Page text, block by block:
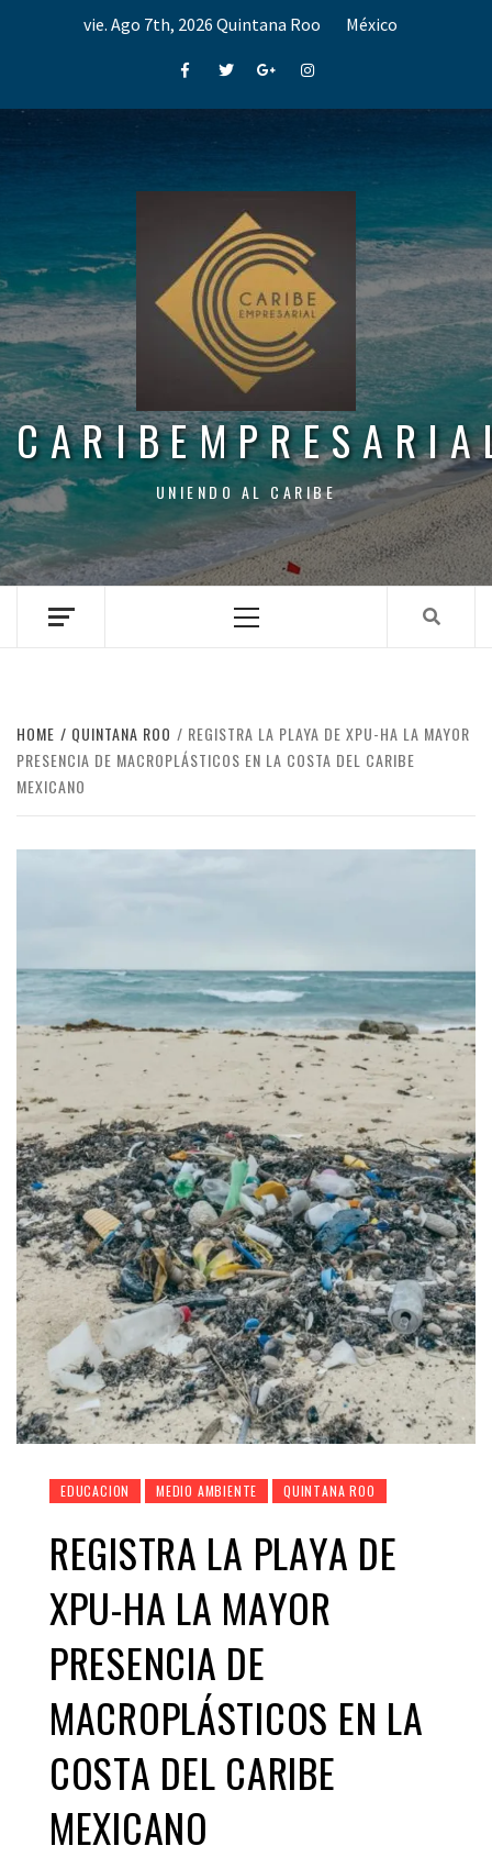
vie. Ago 7th, 2026 Quintana Roo México
FacebookTwitterGoogle+Instagram
UNIENDO AL CARIBE
Menu
HOME QUINTANA ROO
REGISTRA LA PLAYA DE XPU-HA LA MAYOR
PRESENCIA DE MACROPLÁSTICOS EN LA COSTA DEL CARIBE
MEXICANO
EDUCACION MEDIO AMBIENTE QUINTANA ROO
REGISTRA LA PLAYA DE
XPU-HA LA MAYOR
PRESENCIA DE
MACROPLÁSTICOS EN LA
COSTA DEL CARIBE
MEXICANO